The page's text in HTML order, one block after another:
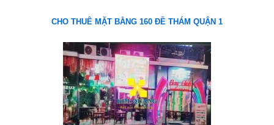
CHO THUÊ MẶT BẰNG 160 ĐỀ THÁM QUẬN 1